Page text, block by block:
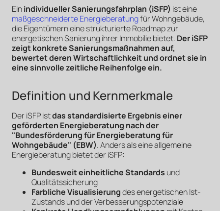
Einindividueller Sanierungsfahrplan (iSFP) ist eine
maßgeschneiderte Energieberatungfür Wohngebäude,
die Eigentümern eine strukturierte Roadmap zur
energetischen Sanierung ihrer Immobilie bietet. Der iSFP
zeigt konkrete Sanierungsmaßnahmen auf,
bewertet deren Wirtschaftlichkeit und ordnet sie in
eine sinnvolle zeitliche Reihenfolge ein.
Definition und Kernmerkmale
Der iSFP istdas standardisierte Ergebnis einer
geförderten Energieberatung nach der
"Bundesförderung für Energieberatung für
Wohngebäude" (EBW). Anders als eine allgemeine
Energieberatung bietet der iSFP:
Bundesweit einheitliche Standards und
Qualitätssicherung
Farbliche Visualisierungdes energetischen Ist-
Zustands und der Verbesserungspotenziale